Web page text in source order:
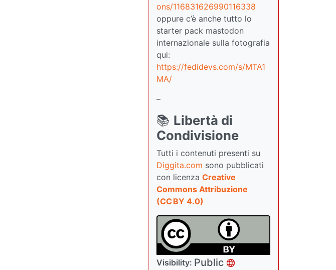
ons/116831626990116338
oppure c’è anche tutto lo
starter pack mastodon
internazionale sulla fotografia
qui:
https://fedidevs.com/s/MTA1
MA/
–
📚 Libertà di
Condivisione
Tutti i contenuti presenti su
Diggita.com sono pubblicati
con licenza Creative
Commons Attribuzione
(CC BY 4.0)
Visibility: Public